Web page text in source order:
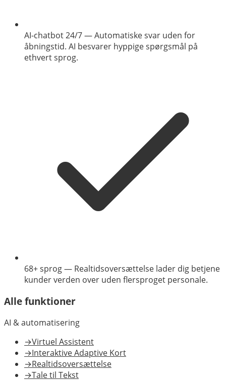
AI-chatbot 24/7—Automatiske svar uden for
åbningstid. AI besvarer hyppige spørgsmål på
ethvert sprog.
68+ sprog— Realtidsoversættelse lader dig betjene
kunder verden over uden flersproget personale.
Alle funktioner
AI & automatisering
→Virtuel Assistent
→Interaktive Adaptive Kort
→Realtidsoversættelse
→Tale til Tekst